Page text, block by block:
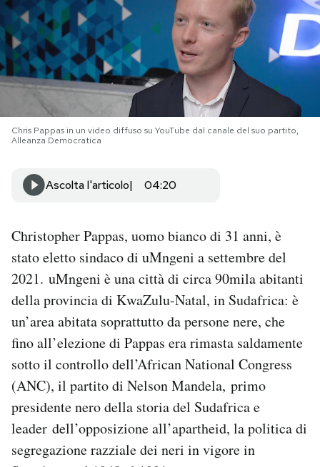
PODCAST
NEWSLETTER
AREA PERSONALE
Area Personale
Newsletter
Notifiche mobile
Regala il Post
Hai bisogno di aiuto?
Esci
Chris Pappas in un video diffuso su YouTube dal canale del suo partito,
Alleanza Democratica
Ascolta l'articolo 04:20
Christopher Pappas, uomo bianco di 31 anni, è
stato eletto sindaco di uMngeni a settembre del
2021. uMngeni è una città di circa 90mila abitanti
della provincia di KwaZulu-Natal, in Sudafrica: è
un’area abitata soprattutto da persone nere, che
fino all’elezione di Pappas era rimasta saldamente
sotto il controllo dell’African National Congress
(ANC), il partito di Nelson Mandela, primo
presidente nero della storia del Sudafrica e
leader dell’opposizione all’apartheid, la politica di
segregazione razziale dei neri in vigore in